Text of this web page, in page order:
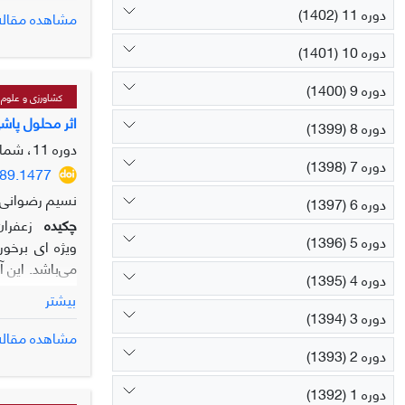
این اساس
آبیاری بارانی (پی‌فلکس) در 100 درصد
مشاهده
کشاورزی و علوم
اثر محلول
دوره 11، شماره 3، 1402، صفحه
نسیم
چکیده
ویژه ای
می‌باشد. این
بیشتر
مشاهده
دوره 11 (1402)
دوره 10 (1401)
دوره 9 (1400)
دوره 8 (1399)
دوره 7 (1398)
دوره 6 (1397)
دوره 5 (1396)
دوره 4 (1395)
دوره 3 (1394)
دوره 2 (1393)
دوره 1 (1392)